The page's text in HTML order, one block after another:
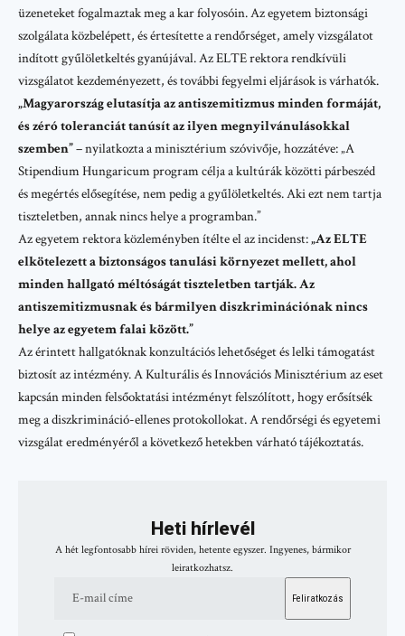
üzeneteket fogalmaztak meg a kar folyosóin. Az egyetem biztonsági
szolgálata közbelépett, és értesítette a rendőrséget, amely vizsgálatot
indított gyűlöletkeltés gyanújával. Az ELTE rektora rendkívüli
vizsgálatot kezdeményezett, és további fegyelmi eljárások is várhatók.
„Magyarország elutasítja az antiszemitizmus minden formáját,
és zéró toleranciát tanúsít az ilyen megnyilvánulásokkal
szemben”– nyilatkozta a minisztérium szóvivője, hozzátéve: „A
Stipendium Hungaricum program célja a kultúrák közötti párbeszéd
és megértés elősegítése, nem pedig a gyűlöletkeltés. Aki ezt nem tartja
tiszteletben, annak nincs helye a programban.”
Az egyetem rektora közleményben ítélte el az incidenst:„Az ELTE
elkötelezett a biztonságos tanulási környezet mellett, ahol
minden hallgató méltóságát tiszteletben tartják. Az
antiszemitizmusnak és bármilyen diszkriminációnak nincs
helye az egyetem falai között.”
Az érintett hallgatóknak konzultációs lehetőséget és lelki támogatást
biztosít az intézmény. A Kulturális és Innovációs Minisztérium az eset
kapcsán minden felsőoktatási intézményt felszólított, hogy erősítsék
meg a diszkrimináció-ellenes protokollokat. A rendőrségi és egyetemi
vizsgálat eredményéről a következő hetekben várható tájékoztatás.
Heti hírlevél
A hét legfontosabb hírei röviden, hetente egyszer. Ingyenes, bármikor
leiratkozhatsz.